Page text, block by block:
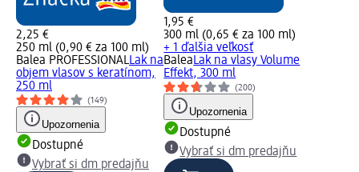
2,25 €
250 ml (0,90 € za 100 ml)
Balea PROFESSIONALLak na
objem vlasov s keratínom,
250 ml
(149)
Upozornenia
Dostupné
Vybrať si dm predajňu
1,95 €
300 ml (0,65 € za 100 ml)
+ 1 ďalšia veľkosť
BaleaLak na vlasy Volume
Effekt, 300 ml
(200)
Upozornenia
Dostupné
Vybrať si dm predajňu